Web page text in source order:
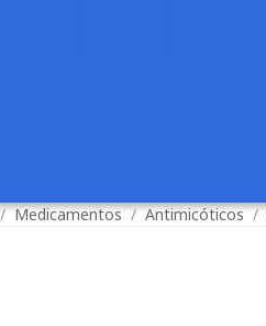
/ Medicamentos / Antimicóticos /